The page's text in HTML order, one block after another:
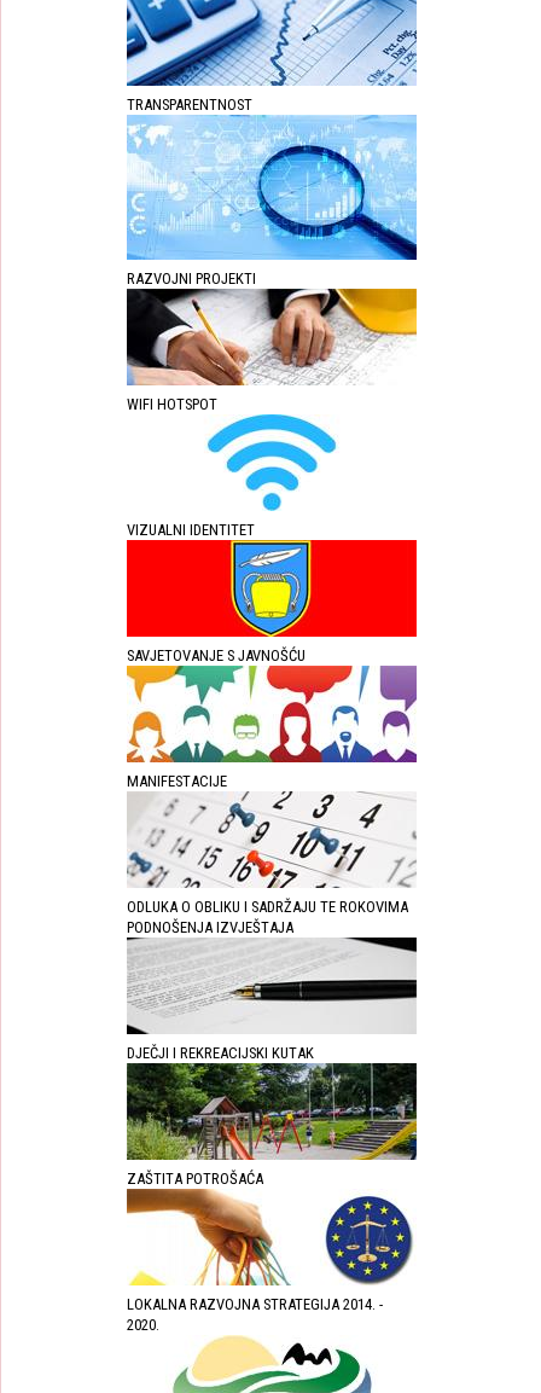
TRANSPARENTNOST
RAZVOJNI PROJEKTI
WIFI HOTSPOT
VIZUALNI IDENTITET
SAVJETOVANJE S JAVNOŠĆU
MANIFESTACIJE
ODLUKA O OBLIKU I SADRŽAJU TE ROKOVIMA
PODNOŠENJA IZVJEŠTAJA
DJEČJI I REKREACIJSKI KUTAK
ZAŠTITA POTROŠAĆA
LOKALNA RAZVOJNA STRATEGIJA 2014. -
2020.